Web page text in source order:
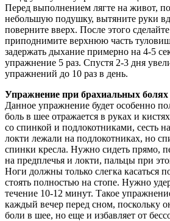
Перед выполнением лягте на живот,
небольшую подушку, вытяните руки
поверните вверх. После этого
приподнимите верхнюю часть
задержать дыхание примерно на 4-5
упражнение 5 раз. Спустя 2-3 дня
упражнений до 10 раз в день.
Упражнение при брахиальных болях
Данное упражнение будет особенно
боль в шее отражается в руках и
со спинкой и подлокотниками, сесть
локти лежали на подлокотниках, но
спинки кресла. Нужно сидеть прямо,
на предплечья и локти, пальцы при
Ноги должны только слегка касаться
стоять полностью на стопе. Нужно
течение 10-12 минут. Такое
каждый вечер перед сном, поскольку
боли в шее, но еще и избавляет от